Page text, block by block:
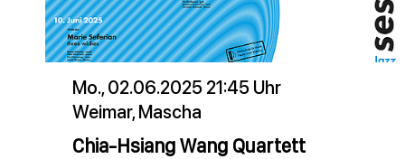
Mo., 02.06.2025 21:45 Uhr
Weimar, Mascha
Chia-Hsiang Wang Quartett